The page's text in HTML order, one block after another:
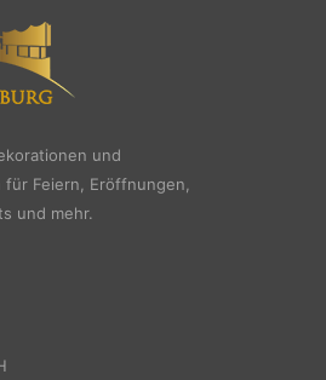
und
Feiern, Eröffnungen,
und mehr.